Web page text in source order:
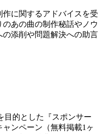
に関するアドバイスを受
あの曲の制作秘話やノウ
添削や問題解決への助言
目的とした『スポンサー
ンペーン（無料掲載1ヶ